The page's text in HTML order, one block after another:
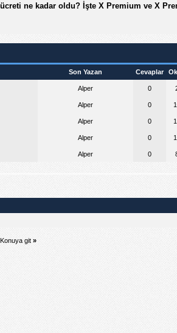
ne kadar oldu? İşte X Premium ve X
Son Yazan Cevaplar
Alper 0
Alper 0
Alper 0
Alper 0
Alper 0
git »